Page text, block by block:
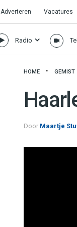
Adverteren Vacatures
Radio
HOME GEMIST
Door Maartje